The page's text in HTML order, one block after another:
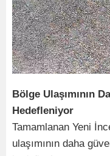
Bölge Ulaşımının
Hedefleniyor
Tamamlanan Yeni
ulaşımının daha